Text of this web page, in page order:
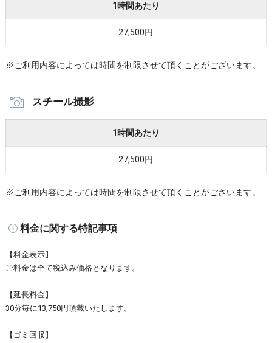
1時間あたり
27,500円
※ご利用内容によっては時間を制限させて頂くことがございます。
スチール撮影
1時間あたり
27,500円
※ご利用内容によっては時間を制限させて頂くことがございます。
料金に関する特記事項
【料金表示】
ご料金は全て税込み価格となります。
【延長料金】
30分毎に13,750円頂戴いたします。
【ゴミ回収】